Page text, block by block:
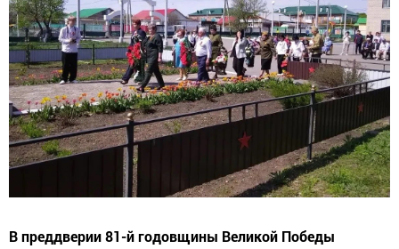
В преддверии 81-й годовщины Великой Победы